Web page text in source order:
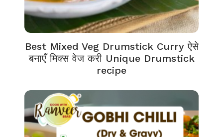
Best Mixed Veg Drumstick Curry ऐसे
बनाएँ मिक्स वेज करी Unique Drumstick
recipe